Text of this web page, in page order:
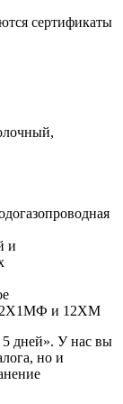
сертификаты
и
12Х1МФ и 12ХМ
5 дней». У нас вы
но и